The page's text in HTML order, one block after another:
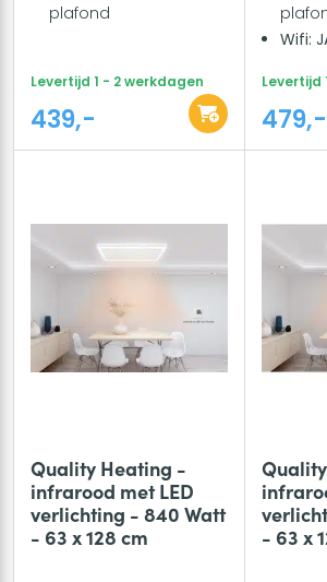
plafond
Levertijd 1 - 2 werkdagen
439,-
Wifi:
Levertijd
479,-
Quality Heating -
infrarood met LED
verlichting - 840 Watt
- 63 x 128 cm
- 63 x